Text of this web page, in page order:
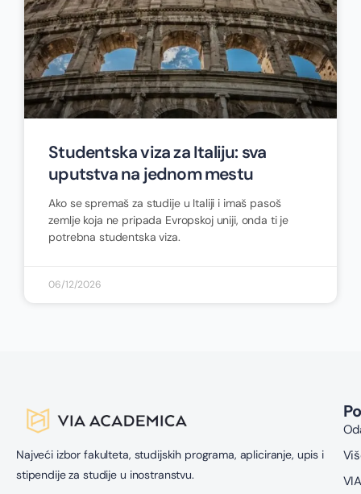
Studentska viza za Italiju: sva
uputstva na jednom mestu
Ako se spremaš za studije u Italiji i imaš pasoš
zemlje koja ne pripada Evropskoj uniji, onda ti je
potrebna studentska viza.
06/12/2026
Najveći izbor fakulteta, studijskih programa, apliciranje, upis i
stipendije za studije u inostranstvu.